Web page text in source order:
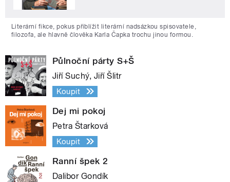
Literární fikce, pokus přiblížit literární nadsázkou spisovatele,
filozofa, ale hlavně člověka Karla Čapka trochu jinou formou.
Půlnoční párty S+Š
Jiří Suchý, Jiří Šlitr
Koupit
Dej mi pokoj
Petra Štarková
Koupit
Ranní špek 2
Dalibor Gondík